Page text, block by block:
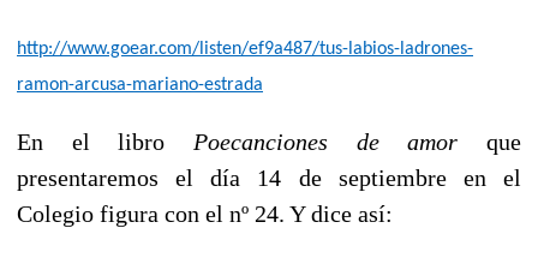
http://www.goear.com/listen/ef9a487/tus-labios-ladrones-
ramon-arcusa-mariano-estrada
En el libro Poecanciones de amor que
presentaremos el día 14 de septiembre en el
Colegio figura con el nº 24. Y dice así: